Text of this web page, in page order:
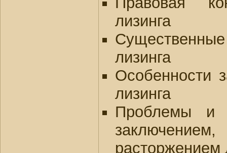
лизинга
лизинга
Особенности
лизинга
Проблемы и
расторжением